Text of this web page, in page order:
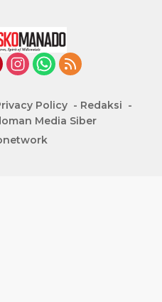
Policy
Redaksi
Media Siber